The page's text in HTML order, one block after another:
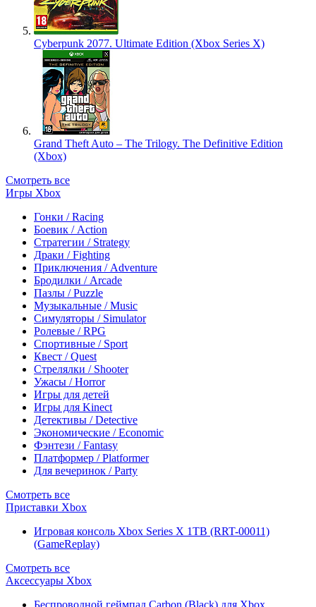
Cyberpunk 2077. Ultimate Edition (Xbox Series X)
Grand Theft Auto – The Trilogy. The Definitive Edition
(Xbox)
Смотреть все
Игры Xbox
Гонки / Racing
Боевик / Action
Стратегии / Strategy
Драки / Fighting
Приключения / Adventure
Бродилки / Arcade
Пазлы / Puzzle
Музыкальные / Music
Симуляторы / Simulator
Ролевые / RPG
Спортивные / Sport
Квест / Quest
Стрелялки / Shooter
Ужасы / Horror
Игры для детей
Игры для Kinect
Детективы / Detective
Экономические / Economic
Фэнтези / Fantasy
Платформер / Platformer
Для вечеринок / Party
Смотреть все
Приставки Xbox
Игровая консоль Xbox Series X 1TB (RRT-00011)
(GameReplay)
Смотреть все
Аксессуары Xbox
Беспроводной геймпад Carbon (Black) для Xbox